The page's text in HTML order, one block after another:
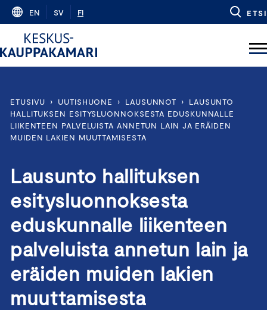
Skip
content
EN SV FI ETSI
ETUSIVU › UUTISHUONE › LAUSUNNOT ›
LAUSUNTO
HALLITUKSEN ESITYSLUONNOKSESTA EDUSKUNNALLE
LIIKENTEEN PALVELUISTA ANNETUN LAIN JA ERÄIDEN
MUIDEN LAKIEN MUUTTAMISESTA
Lausunto hallituksen
esitysluonnoksesta
eduskunnalle liikenteen
palveluista annetun lain ja
eräiden muiden lakien
muuttamisesta